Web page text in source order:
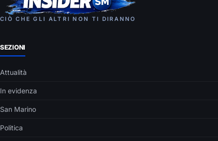
CIÒ CHE GLI ALTRI NON TI DIRANNO
SEZIONI
Attualità
In evidenza
San Marino
Politica